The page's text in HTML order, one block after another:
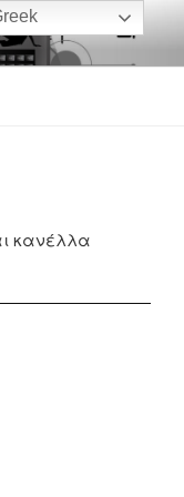
κανέλλα